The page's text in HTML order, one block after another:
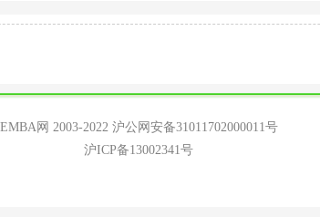
EMBA网 2003-2022 沪公网安备31011702000011号
沪ICP备13002341号